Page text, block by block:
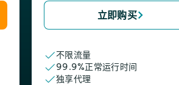
立即购买
不限流量
99.9%正常运行时间
独享代理